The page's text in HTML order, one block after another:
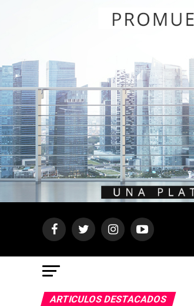
ARTICULOS DESTACADOS